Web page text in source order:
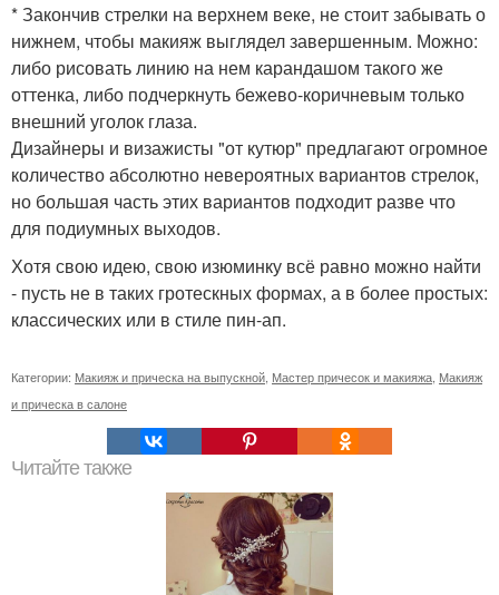
* Закончив стрелки на верхнем веке, не стоит забывать о
нижнем, чтобы макияж выглядел завершенным. Можно:
либо рисовать линию на нем карандашом такого же
оттенка, либо подчеркнуть бежево-коричневым только
внешний уголок глаза.
Дизайнеры и визажисты "от кутюр" предлагают огромное
количество абсолютно невероятных вариантов стрелок,
но большая часть этих вариантов подходит разве что
для подиумных выходов.
Хотя свою идею, свою изюминку всё равно можно найти
- пусть не в таких гротескных формах, а в более простых:
классических или в стиле пин-ап.
Категории: Макияж и прическа на выпускной Мастер причесок и макияжа Макияж
и прическа в салоне
Читайте также